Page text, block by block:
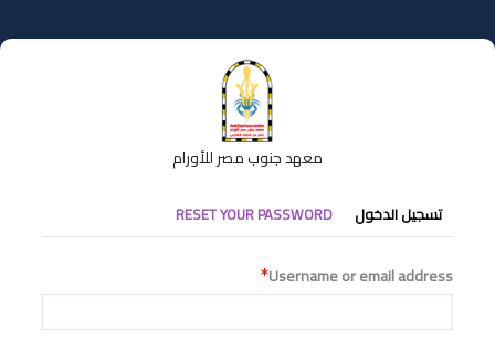
إلى
المحتوى
معهد جنوب مصر للأورام
التبويبات
الأساسية
تسجيل الدخول RESET YOUR PASSWORD
Username or email address